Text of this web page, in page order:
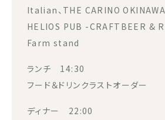
Italian、THE CARINO
HELIOS PUB -CRAFTBEER &
Farm stand
ランチ 14:30
フード＆ドリンクラストオーダー
ディナー 22:00